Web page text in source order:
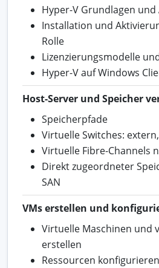
Hyper-V Grundlagen
Installation und
Rolle
Lizenzierungsmodelle
Hyper-V auf Windows
Host-Server und Speicher
Speicherpfade
Virtuelle Switches:
Virtuelle Fibre-Channels
Direkt zugeordneter
SAN
VMs erstellen und
Virtuelle Maschinen und
erstellen
Ressourcen konfigurieren